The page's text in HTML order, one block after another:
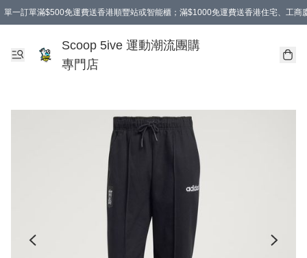
單一訂單滿$500免運費送香港順豐站或智能櫃；滿$1000免運費送香港住宅、工商
Scoop 5ive 運動潮流團購
專門店